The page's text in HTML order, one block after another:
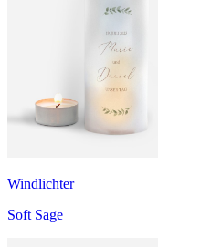
Windlichter
Soft Sage